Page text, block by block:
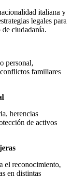
italiana y
legales para
ciudadanía.
personal,
familiares
herencias
de activos
el reconocimiento,
en distintas